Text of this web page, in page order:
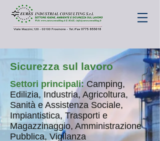
Sicurezza sul lavoro
Settori principali: Camping,
Edilizia, Industria, Agricoltura,
Sanità e Assistenza Sociale,
Impiantistica, Trasporti e
Magazzinaggio, Amministrazione
Pubblica, Vigilanza